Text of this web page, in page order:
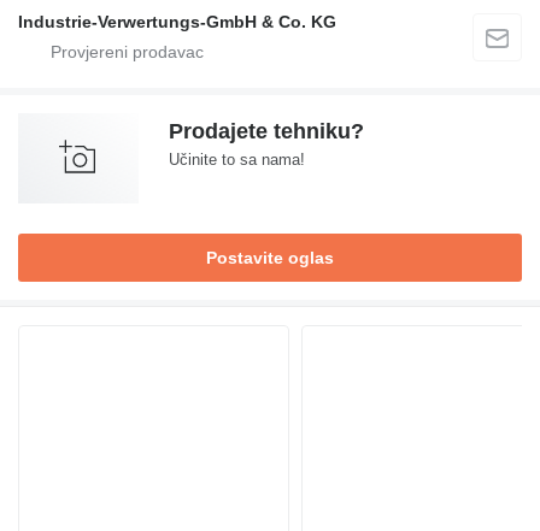
Industrie-Verwertungs-GmbH & Co. KG
Prodajete tehniku?
Učinite to sa nama!
Postavite oglas